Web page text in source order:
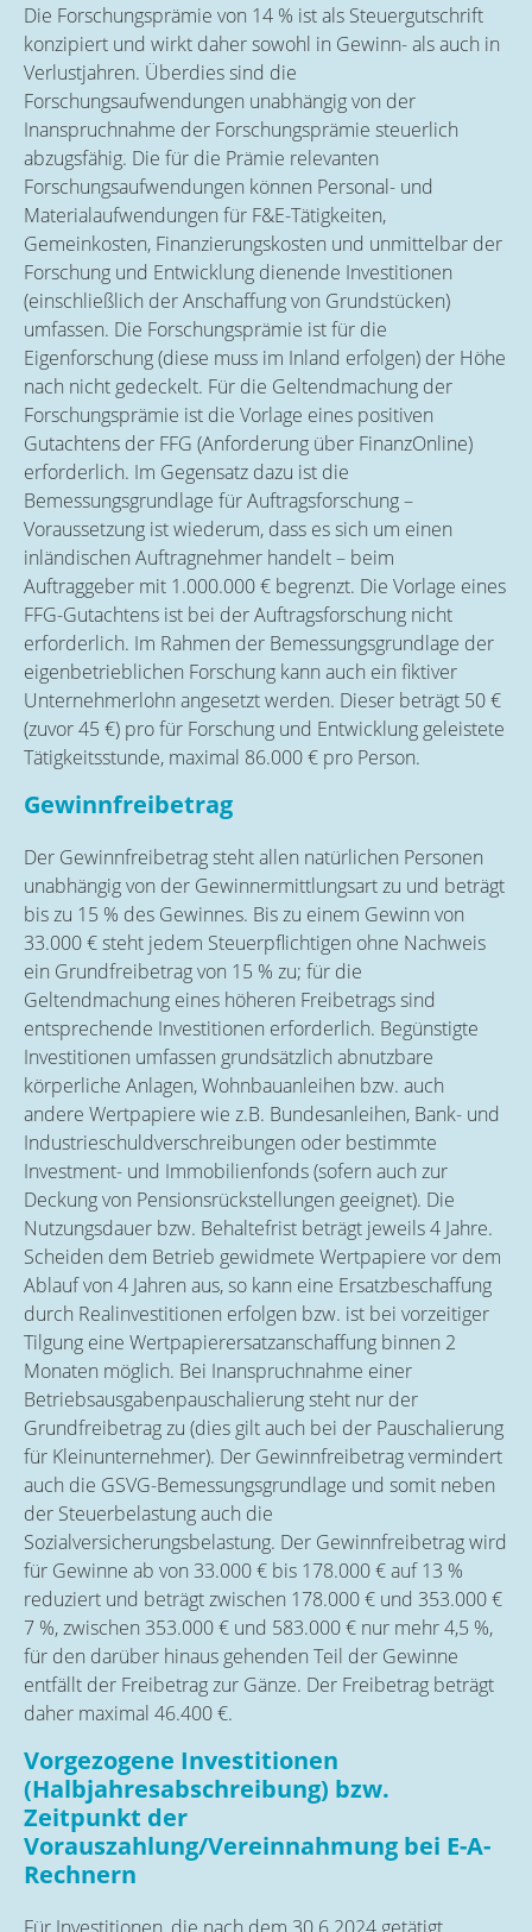
Die Forschungsprämie von 14 % ist als Steuergutschrift
konzipiert und wirkt daher sowohl in Gewinn- als auch in
Verlustjahren. Überdies sind die
Forschungsaufwendungen unabhängig von der
Inanspruchnahme der Forschungsprämie steuerlich
abzugsfähig. Die für die Prämie relevanten
Forschungsaufwendungen können Personal- und
Materialaufwendungen für F&E-Tätigkeiten,
Gemeinkosten, Finanzierungskosten und unmittelbar der
Forschung und Entwicklung dienende Investitionen
(einschließlich der Anschaffung von Grundstücken)
umfassen. Die Forschungsprämie ist für die
Eigenforschung (diese muss im Inland erfolgen) der Höhe
nach nicht gedeckelt. Für die Geltendmachung der
Forschungsprämie ist die Vorlage eines positiven
Gutachtens der FFG (Anforderung über FinanzOnline)
erforderlich. Im Gegensatz dazu ist die
Bemessungsgrundlage für Auftragsforschung –
Voraussetzung ist wiederum, dass es sich um einen
inländischen Auftragnehmer handelt – beim
Auftraggeber mit 1.000.000 € begrenzt. Die Vorlage eines
FFG-Gutachtens ist bei der Auftragsforschung nicht
erforderlich. Im Rahmen der Bemessungsgrundlage der
eigenbetrieblichen Forschung kann auch ein fiktiver
Unternehmerlohn angesetzt werden. Dieser beträgt 50 €
(zuvor 45 €) pro für Forschung und Entwicklung geleistete
Tätigkeitsstunde, maximal 86.000 € pro Person.
Gewinnfreibetrag
Der Gewinnfreibetrag steht allen natürlichen Personen
unabhängig von der Gewinnermittlungsart zu und beträgt
bis zu 15 % des Gewinnes. Bis zu einem Gewinn von
33.000 € steht jedem Steuerpflichtigen ohne Nachweis
ein Grundfreibetrag von 15 % zu; für die
Geltendmachung eines höheren Freibetrags sind
entsprechende Investitionen erforderlich. Begünstigte
Investitionen umfassen grundsätzlich abnutzbare
körperliche Anlagen, Wohnbauanleihen bzw. auch
andere Wertpapiere wie z.B. Bundesanleihen, Bank- und
Industrieschuldverschreibungen oder bestimmte
Investment- und Immobilienfonds (sofern auch zur
Deckung von Pensionsrückstellungen geeignet). Die
Nutzungsdauer bzw. Behaltefrist beträgt jeweils 4 Jahre.
Scheiden dem Betrieb gewidmete Wertpapiere vor dem
Ablauf von 4 Jahren aus, so kann eine Ersatzbeschaffung
durch Realinvestitionen erfolgen bzw. ist bei vorzeitiger
Tilgung eine Wertpapierersatzanschaffung binnen 2
Monaten möglich. Bei Inanspruchnahme einer
Betriebsausgabenpauschalierung steht nur der
Grundfreibetrag zu (dies gilt auch bei der Pauschalierung
für Kleinunternehmer). Der Gewinnfreibetrag vermindert
auch die GSVG-Bemessungsgrundlage und somit neben
der Steuerbelastung auch die
Sozialversicherungsbelastung. Der Gewinnfreibetrag wird
für Gewinne ab von 33.000 € bis 178.000 € auf 13 %
reduziert und beträgt zwischen 178.000 € und 353.000 €
7 %, zwischen 353.000 € und 583.000 € nur mehr 4,5 %,
für den darüber hinaus gehenden Teil der Gewinne
entfällt der Freibetrag zur Gänze. Der Freibetrag beträgt
daher maximal 46.400 €.
Vorgezogene Investitionen
(Halbjahresabschreibung) bzw.
Zeitpunkt der
Vorauszahlung/Vereinnahmung bei E-A-
Rechnern